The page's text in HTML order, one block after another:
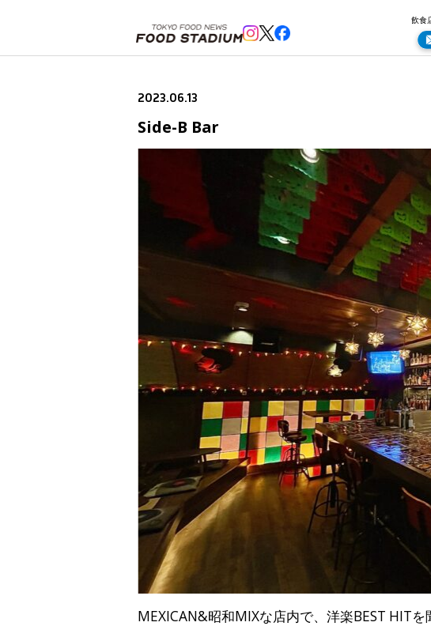
飲食
2023.06.13
Side-B Bar
MEXICAN&昭和MIXな店内で、洋楽BEST HIT